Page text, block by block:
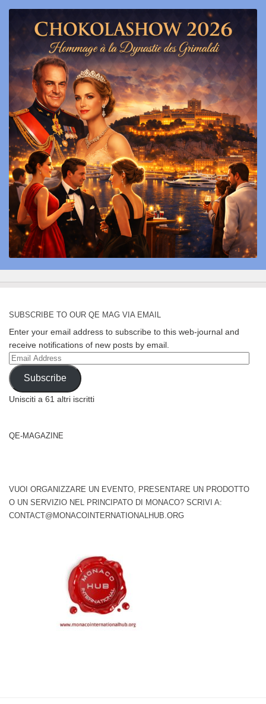
SUBSCRIBE TO OUR QE MAG VIA EMAIL
Enter your email address to subscribe to this web-journal and
receive notifications of new posts by email.
Email
Address
Subscribe
Unisciti a 61 altri iscritti
QE-MAGAZINE
VUOI ORGANIZZARE UN EVENTO, PRESENTARE UN PRODOTTO
O UN SERVIZIO NEL PRINCIPATO DI MONACO? SCRIVI A:
CONTACT@MONACOINTERNATIONALHUB.ORG